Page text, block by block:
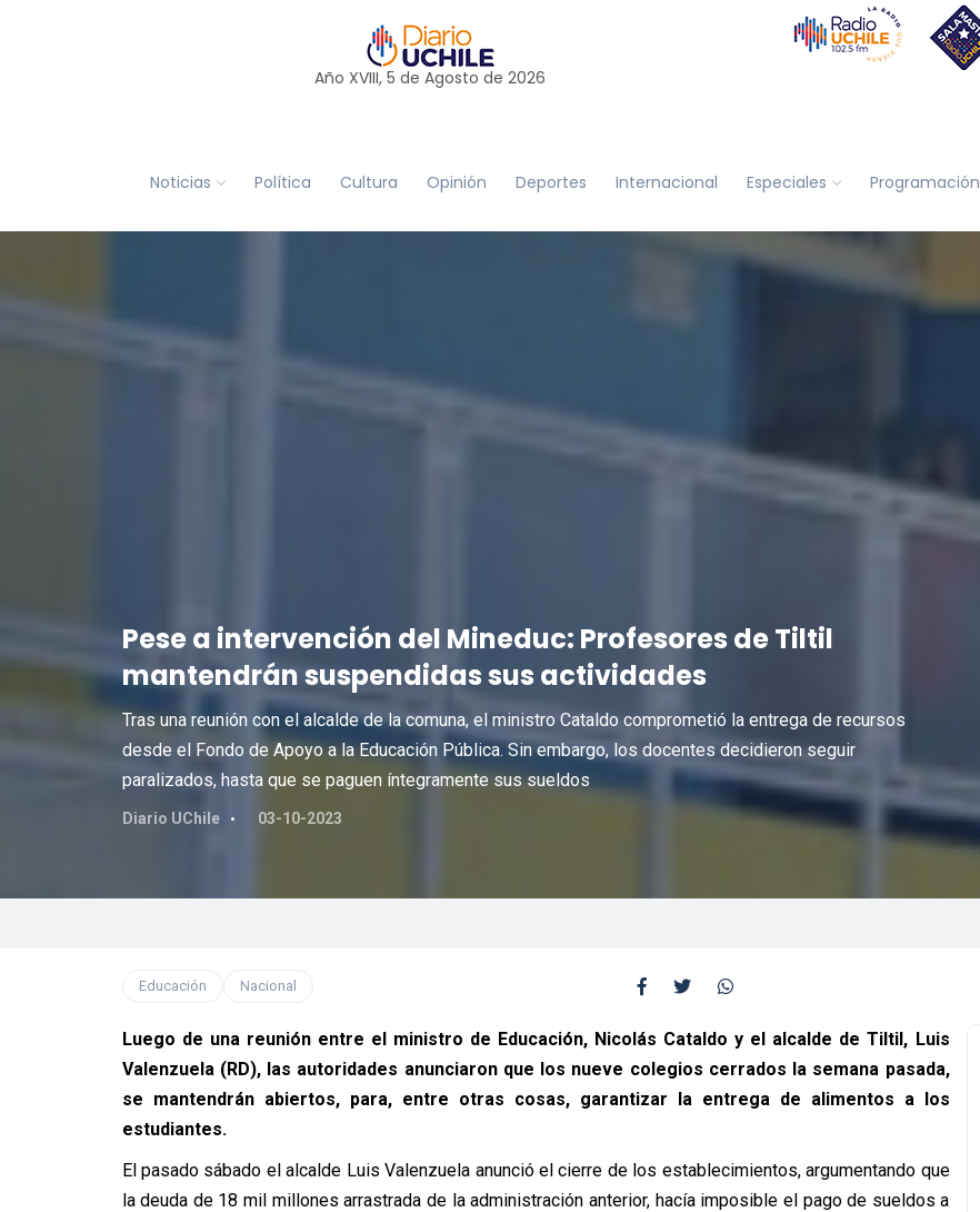
Año XVIII, 5 de Agosto de 2026
Noticias Política Cultura Opinión Deportes Internacional Especiales Programación
Pese a intervención del Mineduc: Profesores de Tiltil
mantendrán suspendidas sus actividades
Tras una reunión con el alcalde de la comuna, el ministro Cataldo comprometió la entrega de recursos
desde el Fondo de Apoyo a la Educación Pública. Sin embargo, los docentes decidieron seguir
paralizados, hasta que se paguen íntegramente sus sueldos
Diario UChile 03-10-2023
Educación Nacional
Luego de una reunión entre el ministro de Educación, Nicolás Cataldo y el alcalde de Tiltil, Luis
Valenzuela (RD), las autoridades anunciaron que los nueve colegios cerrados la semana pasada,
se mantendrán abiertos, para, entre otras cosas, garantizar la entrega de alimentos a los
estudiantes.
El pasado sábado el alcalde Luis Valenzuela anunció el cierre de los establecimientos, argumentando que
la deuda de 18 mil millones arrastrada de la administración anterior, hacía imposible el pago de sueldos a